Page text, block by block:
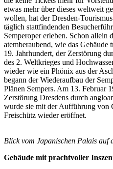
etwas mehr über dieses weltweit
wollen, hat der Dresden-
täglich stattfindenden
Semperoper erleben. Schon allein
atemberaubend, wie das Gebäude
19. Jahrhundert, der Zerstörung
des 2. Weltkrieges und
wieder wie ein Phönix aus der
begann der Wiederaufbau der
Plänen Sempers. Am 13. Februar
Zerstörung Dresdens durch
wurde sie mit der Aufführung von
Freischütz wieder eröffnet.
Blick vom Japanischen Palais auf
Gebäude mit prachtvoller